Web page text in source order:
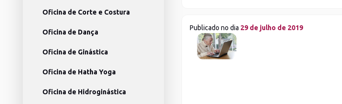
Oficina de Corte e Costura
Oficina de Dança
Oficina de Ginástica
Oficina de Hatha Yoga
Oficina de Hidroginástica
Publicado no dia 29 de julho de 2019